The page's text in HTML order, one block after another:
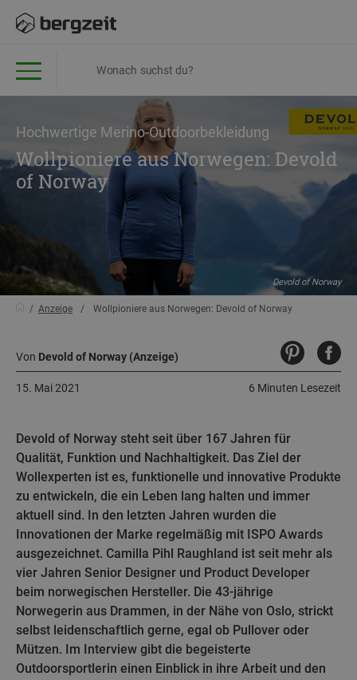
Hochwertige Merino-Outdoorbekleidung
Wollpioniere aus Norwegen: Devold
of Norway
Devold of Norway
Anzeige Wollpioniere aus Norwegen: Devold of Norway
Von Devold of Norway (Anzeige)
6 Minuten Lesezeit
15. Mai 2021
Devold of Norway steht seit über 167 Jahren für
Qualität, Funktion und Nachhaltigkeit. Das Ziel der
Wollexperten ist es, funktionelle und innovative Produkte
zu entwickeln, die ein Leben lang halten und immer
aktuell sind. In den letzten Jahren wurden die
Innovationen der Marke regelmäßig mit ISPO Awards
ausgezeichnet. Camilla Pihl Raughland ist seit mehr als
vier Jahren Senior Designer und Product Developer
beim norwegischen Hersteller. Die 43-jährige
Norwegerin aus Drammen, in der Nähe von Oslo, strickt
selbst leidenschaftlich gerne, egal ob Pullover oder
Mützen. Im Interview gibt die begeisterte
Outdoorsportlerin einen Einblick in ihre Arbeit und den